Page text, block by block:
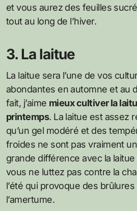
et vous aurez des feuilles
tout au long de l’hiver.
3. La laitue
La laitue sera l’une de vos
abondantes en automne et au
fait, j’aime mieux cultiver la
printemps. La laitue est assez
qu’un gel modéré et des
froides ne sont pas vraiment
grande différence avec la
vous ne luttez pas contre la
l’été qui provoque des
l’amertume.